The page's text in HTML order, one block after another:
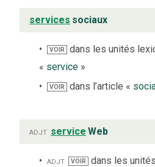
services sociaux
VOIR
dans les unités
« service »
VOIR dans l’article «
adjt service Web
adjt VOIR dans les